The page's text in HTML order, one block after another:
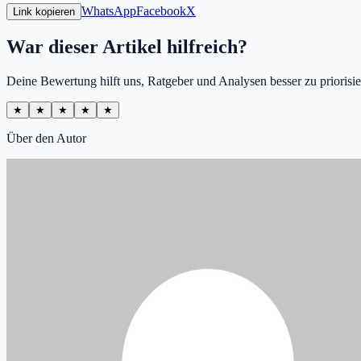
Link kopieren WhatsAppFacebookX
War dieser Artikel hilfreich?
Deine Bewertung hilft uns, Ratgeber und Analysen besser zu
★ ★ ★ ★ ★
Über den Autor